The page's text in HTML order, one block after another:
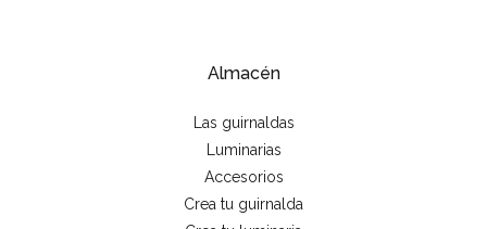
Almacén
Las guirnaldas
Luminarias
Accesorios
Crea tu guirnalda